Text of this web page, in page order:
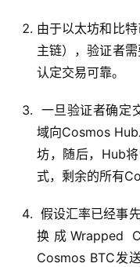
由于以太坊和比
主链），验证者
认定交易可靠。
一旦验证者确定
域向Cosmos
坊，随后，Hub
式，剩余的所有
假设汇率已经事
换成Wrapped
Cosmos BTC发